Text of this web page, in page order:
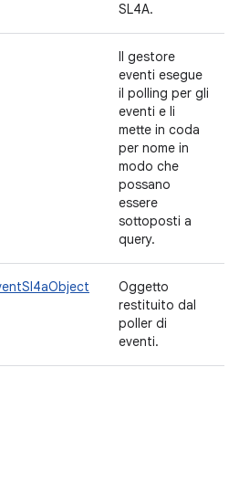
SL4A.
Il gestore
eventi esegue
il polling per gli
eventi e li
mette in coda
per nome in
modo che
possano
essere
sottoposti a
query.
Oggetto
restituito dal
poller di
eventi.